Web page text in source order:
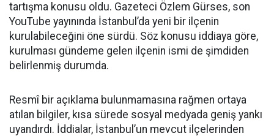
tartışma konusu oldu. Gazeteci Özlem Gürses, son
YouTube yayınında İstanbul’da yeni bir ilçenin
kurulabileceğini öne sürdü. Söz konusu iddiaya göre,
kurulması gündeme gelen ilçenin ismi de şimdiden
belirlenmiş durumda.
Resmî bir açıklama bulunmamasına rağmen ortaya
atılan bilgiler, kısa sürede sosyal medyada geniş yankı
uyandırdı. İddialar, İstanbul’un mevcut ilçelerinden